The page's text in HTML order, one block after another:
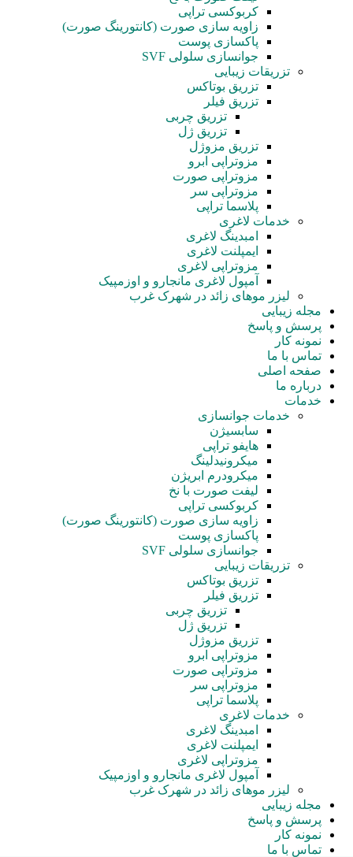
کربوکسی تراپی
زاویه سازی صورت (کانتورینگ صورت)
پاکسازی پوست
جوانسازی سلولی SVF
تزریقات زیبایی
تزریق بوتاکس
تزریق فیلر
تزریق چربی
تزریق ژل
تزریق مزوژل
مزوتراپی ابرو
مزوتراپی صورت
مزوتراپی سر
پلاسما تراپی
خدمات لاغری
امبدینگ لاغری
ایمپلنت لاغری
مزوتراپی لاغری
آمپول‌ لاغری مانجارو و اوزمپیک
لیزر موهای زائد در شهرک غرب
مجله زیبایی
پرسش و پاسخ
نمونه کار
تماس با ما
صفحه اصلی
درباره ما
خدمات
خدمات جوانسازی
سابسیژن
هایفو تراپی
میکرونیدلینگ
میکرودرم ابریژن
لیفت صورت با نخ
کربوکسی تراپی
زاویه سازی صورت (کانتورینگ صورت)
پاکسازی پوست
جوانسازی سلولی SVF
تزریقات زیبایی
تزریق بوتاکس
تزریق فیلر
تزریق چربی
تزریق ژل
تزریق مزوژل
مزوتراپی ابرو
مزوتراپی صورت
مزوتراپی سر
پلاسما تراپی
خدمات لاغری
امبدینگ لاغری
ایمپلنت لاغری
مزوتراپی لاغری
آمپول‌ لاغری مانجارو و اوزمپیک
لیزر موهای زائد در شهرک غرب
مجله زیبایی
پرسش و پاسخ
نمونه کار
تماس با ما